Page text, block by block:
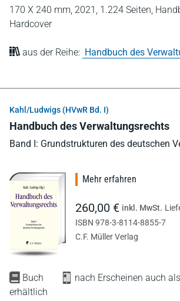
170 X 240 mm, 2021, 1.224 Seiten,
Hardcover
aus der Reihe: Handbuch des
Kahl/Ludwigs (HVwR Bd. I)
Handbuch des Verwaltungsrechts
Band I: Grundstrukturen des deutschen
Buch
nach Erscheinen auch
erhältlich
Mehr erfahren
260,00 € inkl. MwSt.
ISBN 978-3-8114-8855-7
C.F. Müller Verlag